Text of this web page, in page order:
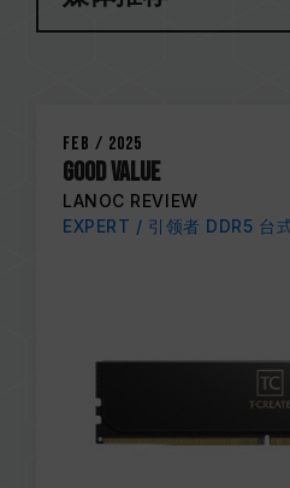
Feb / 2025
GOOD VALUE
LANOC REVIEW
EXPERT / 引领者 DDR5 台